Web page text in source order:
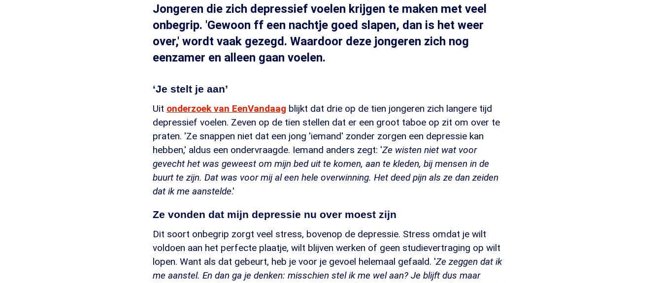
Jongeren die zich depressief voelen krijgen te maken met veel
onbegrip. 'Gewoon ff een nachtje goed slapen, dan is het weer
over,' wordt vaak gezegd. Waardoor deze jongeren zich nog
eenzamer en alleen gaan voelen.
‘Je stelt je aan’
Uit onderzoek van EenVandaag blijkt dat drie op de tien jongeren zich langere tijd
depressief voelen. Zeven op de tien stellen dat er een groot taboe op zit om over te
praten. 'Ze snappen niet dat een jong 'iemand' zonder zorgen een depressie kan
hebben,' aldus een ondervraagde. Iemand anders zegt: 'Ze wisten niet wat voor
gevecht het was geweest om mijn bed uit te komen, aan te kleden, bij mensen in de
buurt te zijn. Dat was voor mij al een hele overwinning. Het deed pijn als ze dan zeiden
dat ik me aanstelde.'
Ze vonden dat mijn depressie nu over moest zijn
Dit soort onbegrip zorgt veel stress, bovenop de depressie. Stress omdat je wilt
voldoen aan het perfecte plaatje, wilt blijven werken of geen studievertraging op wilt
lopen. Want als dat gebeurt, heb je voor je gevoel helemaal gefaald. 'Ze zeggen dat ik
me aanstel. En dan ga je denken: misschien stel ik me wel aan? Je blijft dus maar